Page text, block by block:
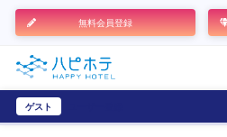
無料会員登録
ゲスト